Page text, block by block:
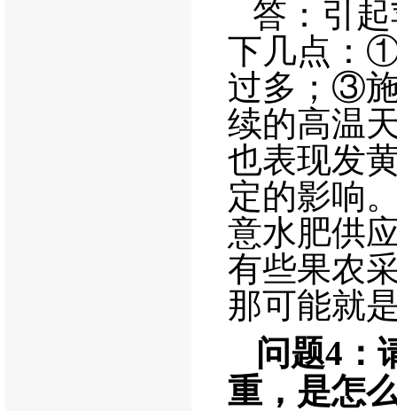
答：引
下几点：
过多；③
续的高温
也表现发
定的影响
意水肥供
有些果农
那可能就
问题4
重，是怎